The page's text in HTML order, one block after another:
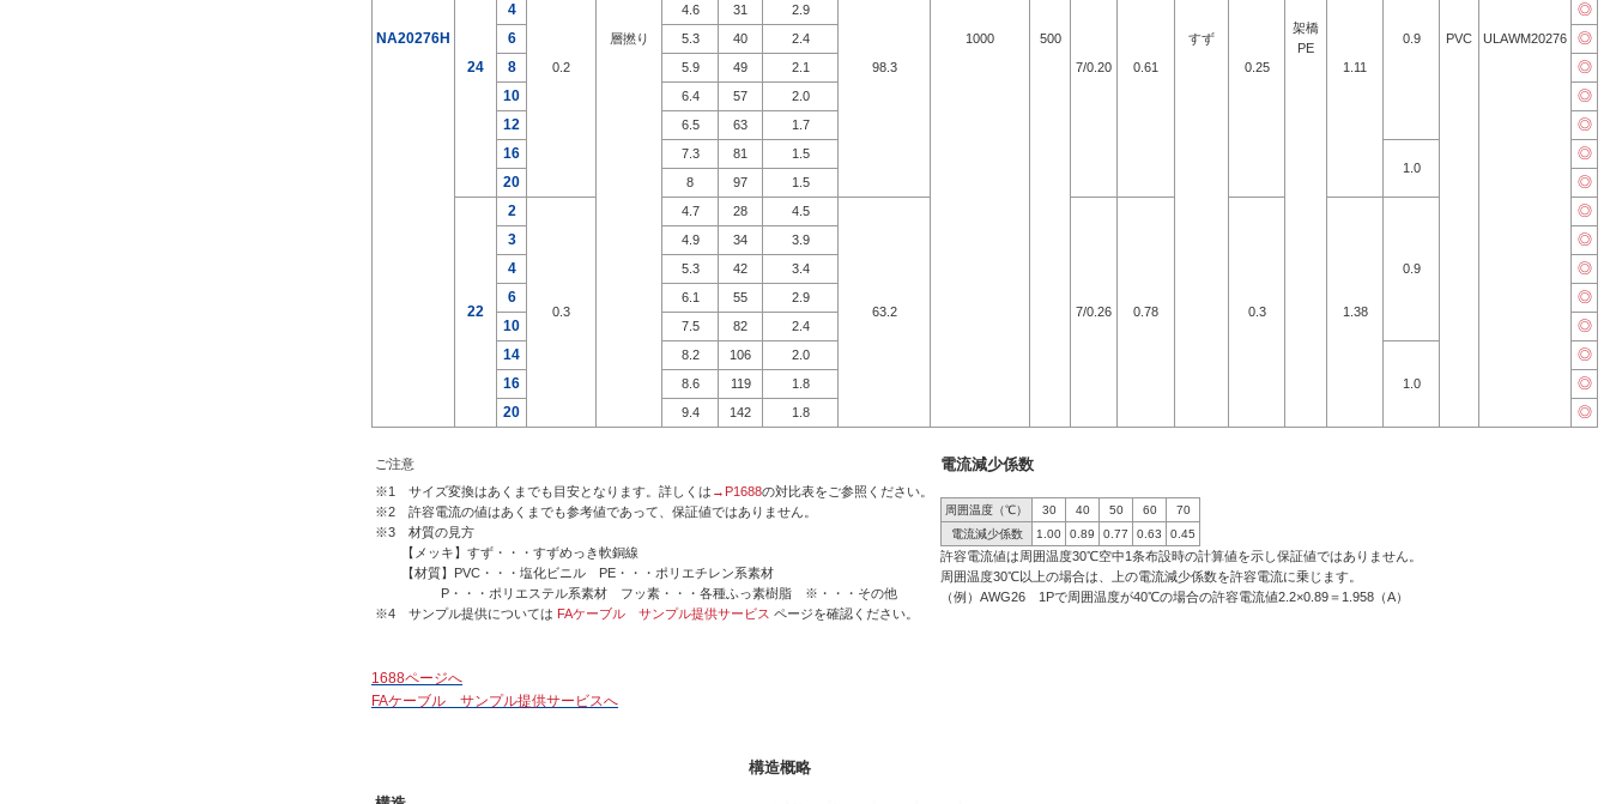
NA20276H 層撚り 1000 500 すず
架橋
PE
PVC ULAWM20276
24 0.2 98.3 7/0.20 0.61 0.25 1.11
0.9
4
4.6 31 2.9
◎
6
5.3 40 2.4
◎
8
5.9 49 2.1
◎
10
6.4 57 2.0
◎
12
6.5 63 1.7
◎
16
7.3 81
1.5
1.0
◎
20
8 97 1.5 ◎
22
2
0.3
4.7 28 4.5
63.2 7/0.26 0.78 0.3 1.38
0.9
◎
3
4.9 34 3.9
◎
4
5.3 42 3.4
◎
6
6.1 55 2.9
◎
10
7.5 82 2.4
◎
14
8.2 106
2.0
1.0
◎
16
8.6 119 1.8
◎
20
9.4 142 1.8 ◎
ご注意 電流減少係数
※1 サイズ変換はあくまでも目安となります。詳しくは →P1688の対比表をご参照ください。
※2 許容電流の値はあくまでも参考値であって、保証値ではありません。
※3 材質の見方
【メッキ】すず・・・すずめっき軟銅線
【材質】PVC・・・塩化ビニル PE・・・ポリエチレン系素材
P・・・ポリエステル系素材 フッ素・・・各種ふっ素樹脂 ※・・・その他
※4 サンプル提供については FAケーブル サンプル提供サービス ページを確認ください。
周囲温度（℃） 30 40 50 60
70
電流減少係数
1.00 0.89 0.77 0.63 0.45
許容電流値は周囲温度30℃空中1条布設時の計算値を示し保証値ではありません。
周囲温度30℃以上の場合は、上の電流減少係数を許容電流に乗じます。
（例）AWG26 1Pで周囲温度が40℃の場合の許容電流値2.2×0.89＝1.958（A）
1688ページへ
FAケーブル サンプル提供サービスへ
構造概略